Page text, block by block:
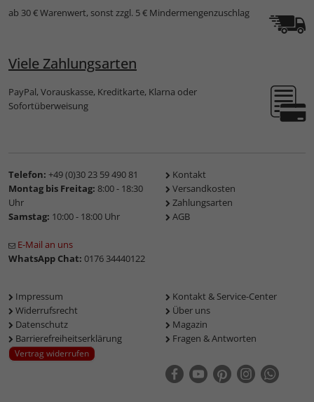
ab 30 € Warenwert, sonst zzgl. 5 € Mindermengenzuschlag
Viele Zahlungsarten
PayPal, Vorauskasse, Kreditkarte, Klarna oder
Sofortüberweisung
Telefon: +49 (0)30 23 59 490 81
Montag bis Freitag: 8:00 - 18:30
Uhr
Samstag: 10:00 - 18:00 Uhr
E-Mail an uns
WhatsApp Chat: 0176 34440122
Kontakt
Versandkosten
Zahlungsarten
AGB
Impressum
Widerrufsrecht
Datenschutz
Barrierefreiheitserklärung
Vertrag widerrufen
Kontakt & Service-Center
Über uns
Magazin
Fragen & Antworten